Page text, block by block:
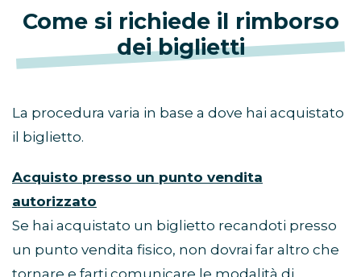
Come si richiede il rimborso
dei biglietti
La procedura varia in base a dove hai acquistato
il biglietto.
Acquisto presso un punto vendita
autorizzato
Se hai acquistato un biglietto recandoti presso
un punto vendita fisico, non dovrai far altro che